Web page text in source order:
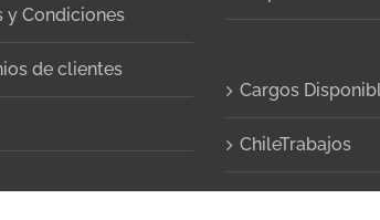
y Condiciones
de clientes
Cargos
ChileTrabajos